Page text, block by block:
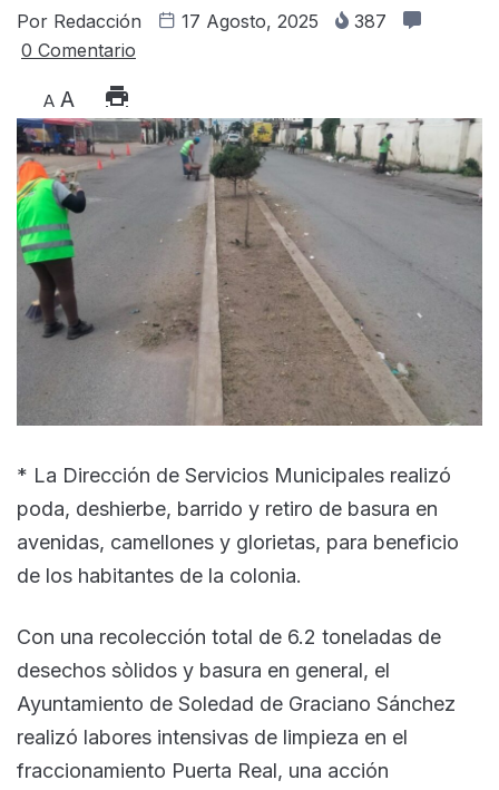
Por Redacción 17 Agosto, 2025
387
0 Comentario
A A
* La Dirección de Servicios Municipales realizó
poda, deshierbe, barrido y retiro de basura en
avenidas, camellones y glorietas, para beneficio
de los habitantes de la colonia.
Con una recolección total de 6.2 toneladas de
desechos sòlidos y basura en general, el
Ayuntamiento de Soledad de Graciano Sánchez
realizó labores intensivas de limpieza en el
fraccionamiento Puerta Real, una acción